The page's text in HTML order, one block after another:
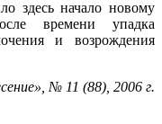
здесь начало новому
времени упадка
и возрождения
№ 11 (88), 2006 г.